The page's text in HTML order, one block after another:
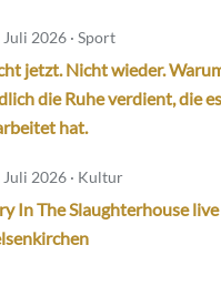
Juli 2026 · Sport
jetzt. Nicht wieder.
die Ruhe verdient, die
hat.
Juli 2026 · Kultur
In The Slaughterhouse